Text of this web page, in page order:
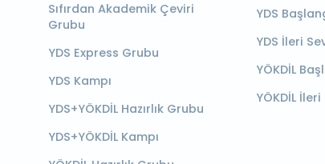
Sıfırdan Akademik Çeviri
Grubu
YDS Express Grubu
YDS Kampı
YDS+YÖKDİL Hazırlık Grubu
YDS+YÖKDİL Kampı
YDS
YDS İleri
YÖKDİL
YÖKDİL